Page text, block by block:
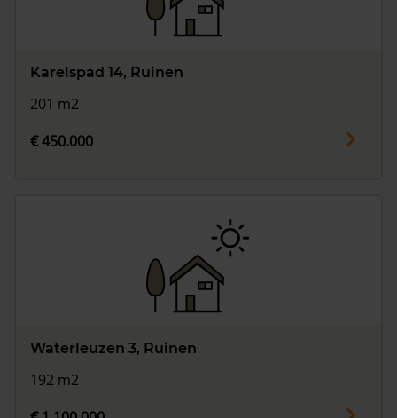
Karelspad 14, Ruinen
201 m2
€ 450.000
Waterleuzen 3, Ruinen
192 m2